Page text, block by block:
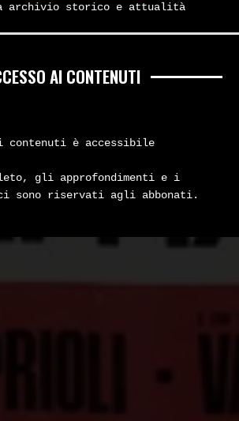
archivio storico e attualità
AI CONTENUTI
contenuti è accessibile
gli approfondimenti e i
sono riservati agli abbonati.